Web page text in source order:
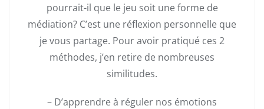
pourrait-il que le jeu soit une forme de
médiation? C’est une réflexion personnelle que
je vous partage. Pour avoir pratiqué ces 2
méthodes, j’en retire de nombreuses
similitudes.
– D’apprendre à réguler nos émotions